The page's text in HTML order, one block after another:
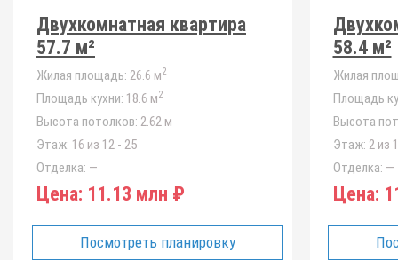
Двухкомнатная квартира
57.7 м²
Жилая площадь: 26.6 м2
Площадь кухни: 18.6 м2
Высота потолков: 2.62 м
Этаж: 16 из 12 - 25
Отделка: —
Цена: 11.13 млн ₽
Посмотреть планировку
58.4 м²
Жилая
Площадь
Высота
Этаж: 2 из
Отделка: —
Цена: